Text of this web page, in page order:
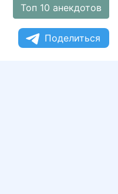
Топ 10 анекдотов
Поделиться